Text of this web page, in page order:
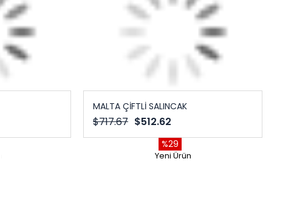
MALTA ÇİFTLİ SALINCAK
$512.62
$717.67
%29
Yeni Ürün